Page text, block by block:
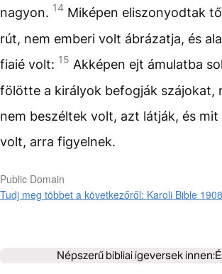
nagyon. 14 Miképen eliszonyodtak
rút, nem emberi volt ábrázatja, és
fiaié volt: 15 Akképen ejt ámulatba
fölötte a királyok befogják szájokat,
nem beszéltek volt, azt látják, és
volt, arra figyelnek.
Public Domain
Tudj meg többet a következőről: Karoli Bible 1908
Népszerű bibliai igeversek innen: